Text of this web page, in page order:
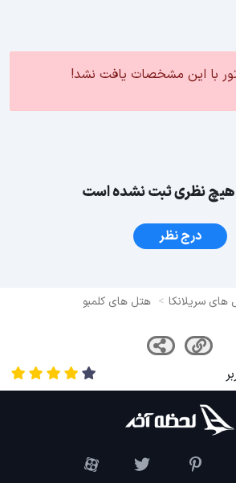
با این مشخصات یافت نشد!
هیچ نظری ثبت نشده است
درج نظر
های سریلانکا
هتل های کلمبو